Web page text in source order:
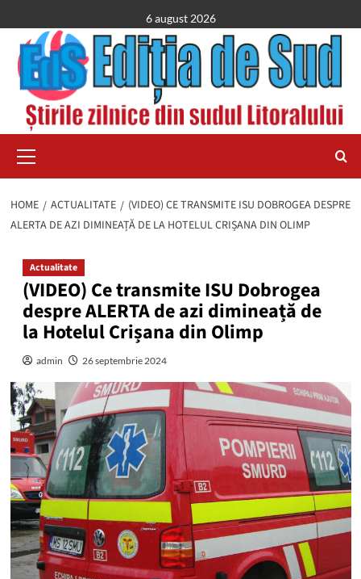
to
content
6 august 2026
Menu
HOME ACTUALITATE
(VIDEO) CE TRANSMITE ISU DOBROGEA DESPRE
ALERTA DE AZI DIMINEAȚĂ DE LA HOTELUL CRIȘANA DIN OLIMP
Actualitate
(VIDEO) Ce transmite ISU Dobrogea
despre ALERTA de azi dimineață de
la Hotelul Crișana din Olimp
admin 26 septembrie 2024